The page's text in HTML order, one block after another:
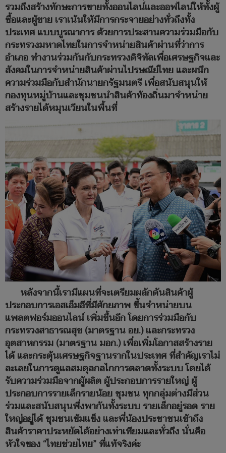
รวมถึงสร้างทักษะการขายทั้งออนไลน์และออฟไลน์ให้ทั้งผู้
ซื้อและผู้ขาย เราเน้นให้มีการกระจายอย่างทั่วถึงทั้ง
ประเทศ แบบบูรณาการ ด้วยการประสานความร่วมมือกับ
กระทรวงมหาดไทยในการจำหน่ายสินค้าผ่านที่ว่าการ
อำเภอ ทำงานร่วมกันกับกระทรวงดิจิทัลเพื่อเศรษฐกิจและ
สังคมในการจำหน่ายสินค้าผ่านไปรษณีย์ไทย และผนึก
ความร่วมมือกับสำนักนายกรัฐมนตรี เพื่อสนับสนุนให้
กองทุนหมู่บ้านและชุมชนนำสินค้าท้องถิ่นมาจำหน่าย
สร้างรายได้หมุนเวียนในพื้นที่
หลังจากนี้เรามีแผนที่จะเตรียมผลักดันสินค้าผู้
ประกอบการเอสเอ็มอีที่มีศักยภาพ ขึ้นจำหน่ายบน
แพลตฟอร์มออนไลน์ เพิ่มขึ้นอีก โดยการร่วมมือกับ
กระทรวงสาธารณสุข (มาตรฐาน อย.) และกระทรวง
อุตสาหกรรม (มาตรฐาน มอก.) เพื่อเพิ่มโอกาสสร้างราย
ได้ และกระตุ้นเศรษฐกิจฐานรากในประเทศ ที่สำคัญเราไม่
ละเลยในการดูแลสมดุลกลไกการตลาดทั้งระบบ โดยได้
รับความร่วมมือจากผู้ผลิต ผู้ประกอบการรายใหญ่ ผู้
ประกอบการรายเล็กรายน้อย ชุมชน ทุกกลุ่มต่างมีส่วน
ร่วมและสนับสนุนพึ่งพากันทั้งระบบ รายเล็กอยู่รอด ราย
ใหญ่อยู่ได้ ชุมชนเข้มแข็ง และพี่น้องประชาชนเข้าถึง
สินค้าราคาประหยัดได้อย่างเท่าเทียมและทั่วถึง นั่นคือ
หัวใจของ “ไทยช่วยไทย” ที่แท้จริงค่ะ